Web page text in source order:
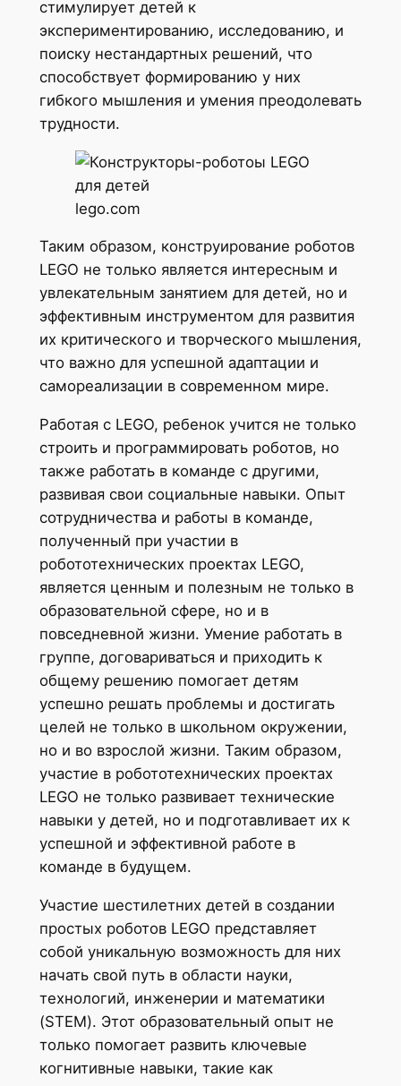
стимулирует детей к
экспериментированию, исследованию, и
поиску нестандартных решений, что
способствует формированию у них
гибкого мышления и умения преодолевать
трудности.
lego.com
Таким образом, конструирование роботов
LEGO не только является интересным и
увлекательным занятием для детей, но и
эффективным инструментом для развития
их критического и творческого мышления,
что важно для успешной адаптации и
самореализации в современном мире.
Работая с LEGO, ребенок учится не только
строить и программировать роботов, но
также работать в команде с другими,
развивая свои социальные навыки. Опыт
сотрудничества и работы в команде,
полученный при участии в
робототехнических проектах LEGO,
является ценным и полезным не только в
образовательной сфере, но и в
повседневной жизни. Умение работать в
группе, договариваться и приходить к
общему решению помогает детям
успешно решать проблемы и достигать
целей не только в школьном окружении,
но и во взрослой жизни. Таким образом,
участие в робототехнических проектах
LEGO не только развивает технические
навыки у детей, но и подготавливает их к
успешной и эффективной работе в
команде в будущем.
Участие шестилетних детей в создании
простых роботов LEGO представляет
собой уникальную возможность для них
начать свой путь в области науки,
технологий, инженерии и математики
(STEM). Этот образовательный опыт не
только помогает развить ключевые
когнитивные навыки, такие как